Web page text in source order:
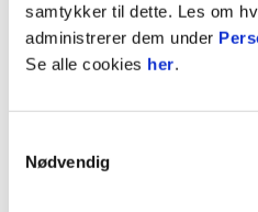
samtykker til dette. Les om
administrerer dem under
Se alle cookies her.
Nødvendig
Anders Kristiansen er
seriekampen mellom